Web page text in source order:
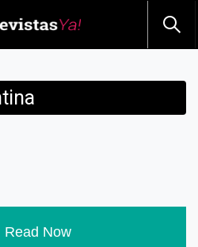
Read Now